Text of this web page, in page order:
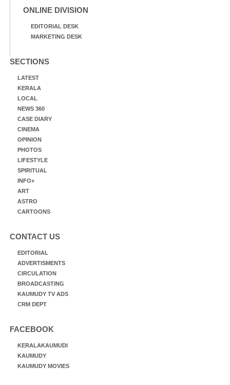
ONLINE DIVISION
EDITORIAL DESK
MARKETING DESK
SECTIONS
LATEST
KERALA
LOCAL
NEWS 360
CASE DIARY
CINEMA
OPINION
PHOTOS
LIFESTYLE
SPIRITUAL
INFO+
ART
ASTRO
CARTOONS
CONTACT US
EDITORIAL
ADVERTISMENTS
CIRCULATION
BROADCASTING
KAUMUDY TV ADS
CRM DEPT
FACEBOOK
KERALAKAUMUDI
KAUMUDY
KAUMUDY MOVIES